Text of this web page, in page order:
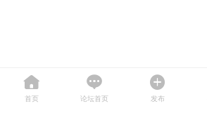
首页 论坛首页 发布